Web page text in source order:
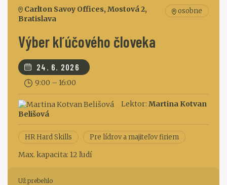
Carlton Savoy Offices, Mostová 2,
Bratislava
osobne
Výber kľúčového človeka
24. 6. 2026
9:00 – 16:00
Lektor: Martina Kotvan
Belišová
HR Hard Skills Pre lídrov a majiteľov firiem
Max. kapacita: 12 ľudí
Už prebehlo